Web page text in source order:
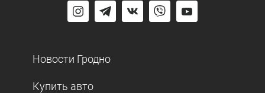
Новости Гродно
Купить авто